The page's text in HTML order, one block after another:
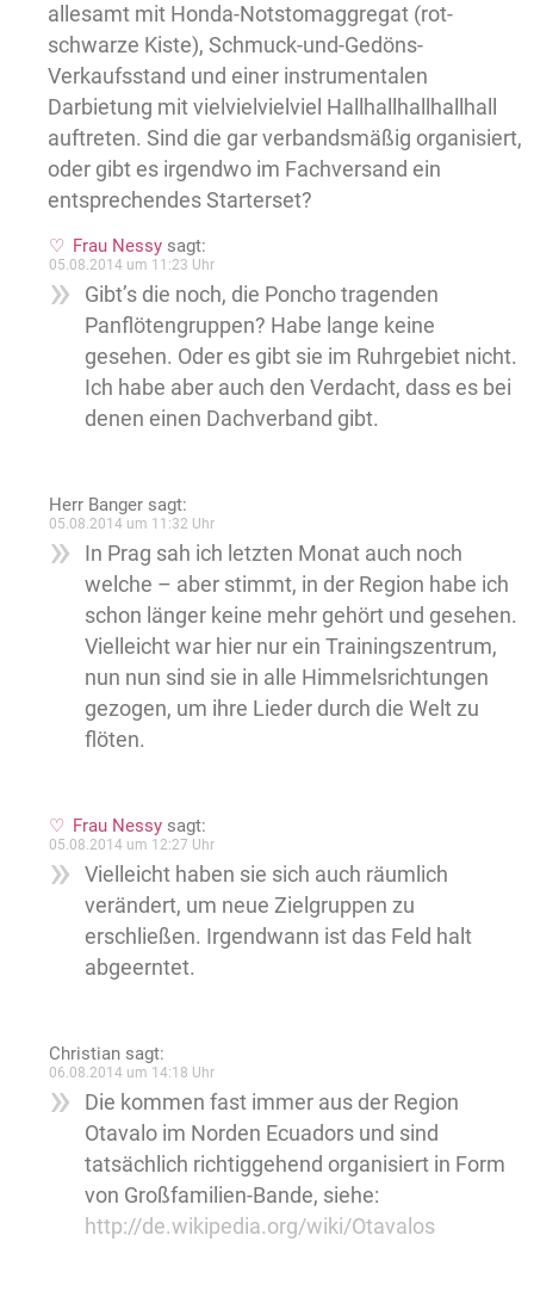
allesamt mit Honda-Notstomaggregat (rot-
schwarze Kiste), Schmuck-und-Gedöns-
Verkaufsstand und einer instrumentalen
Darbietung mit vielvielvielviel Hallhallhallhallhall
auftreten. Sind die gar verbandsmäßig organisiert,
oder gibt es irgendwo im Fachversand ein
entsprechendes Starterset?
Frau Nessy sagt:
05.08.2014 um 11:23 Uhr
Gibt’s die noch, die Poncho tragenden
Panflötengruppen? Habe lange keine
gesehen. Oder es gibt sie im Ruhrgebiet nicht.
Ich habe aber auch den Verdacht, dass es bei
denen einen Dachverband gibt.
Herr Banger sagt:
05.08.2014 um 11:32 Uhr
In Prag sah ich letzten Monat auch noch
welche – aber stimmt, in der Region habe ich
schon länger keine mehr gehört und gesehen.
Vielleicht war hier nur ein Trainingszentrum,
nun nun sind sie in alle Himmelsrichtungen
gezogen, um ihre Lieder durch die Welt zu
flöten.
Frau Nessy sagt:
05.08.2014 um 12:27 Uhr
Vielleicht haben sie sich auch räumlich
verändert, um neue Zielgruppen zu
erschließen. Irgendwann ist das Feld halt
abgeerntet.
Christian sagt:
06.08.2014 um 14:18 Uhr
Die kommen fast immer aus der Region
Otavalo im Norden Ecuadors und sind
tatsächlich richtiggehend organisiert in Form
von Großfamilien-Bande, siehe:
http://de.wikipedia.org/wiki/Otavalos